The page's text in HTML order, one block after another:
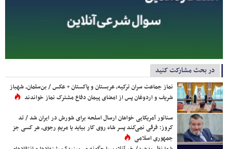
در بحث مشارکت کنید
نماز جماعت سران ترکیه، عربستان و پاکستان + عکس / بن‌سلمان، شهباز
شریف و اردوغان پس از امضای پیمان دفاع مشترک نماز خواندند
سناتور آمریکایی خواهان ارسال اسلحه برای شورش در ایران شد / تد
کروز: فرقی نمی‌کند پسر شاه روی کار بیاید یا مریم رجوی، هر کسی جز
جمهوری اسلامی